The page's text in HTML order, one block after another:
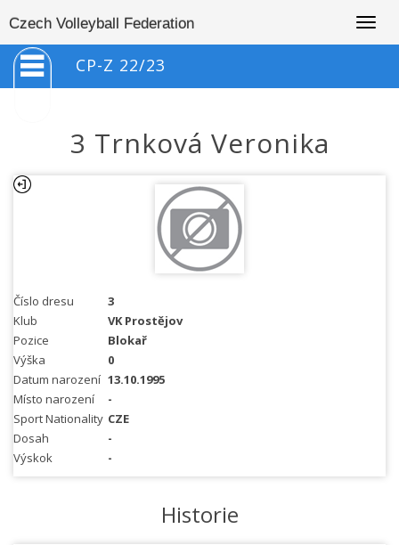
Czech Volleyball Federation
CP-Z 22/23
3 Trnková Veronika
Číslo dresu
3
Klub
VK Prostějov
Pozice
Blokař
Výška
0
Datum narození 13.10.1995
Místo narození
-
Sport Nationality CZE
Dosah
-
Výskok
-
Historie